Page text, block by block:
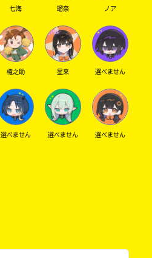
七海 瑠奈 ノア
権之助 星来 選べません
選べません 選べません 選べません